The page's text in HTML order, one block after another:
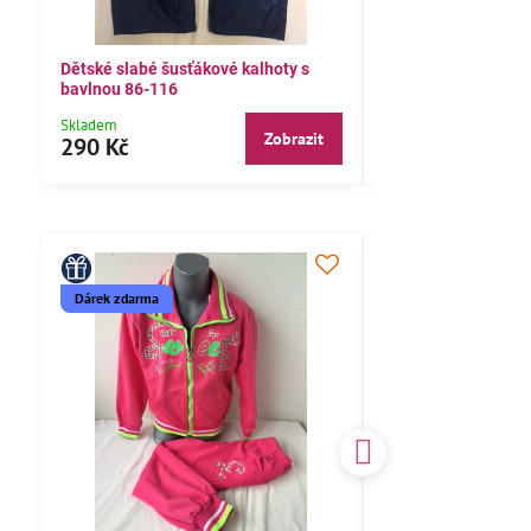
Dětské slabé šusťákové kalhoty s
bavlnou 86-116
Skladem
290 Kč Zobrazit
Dárek zdarma